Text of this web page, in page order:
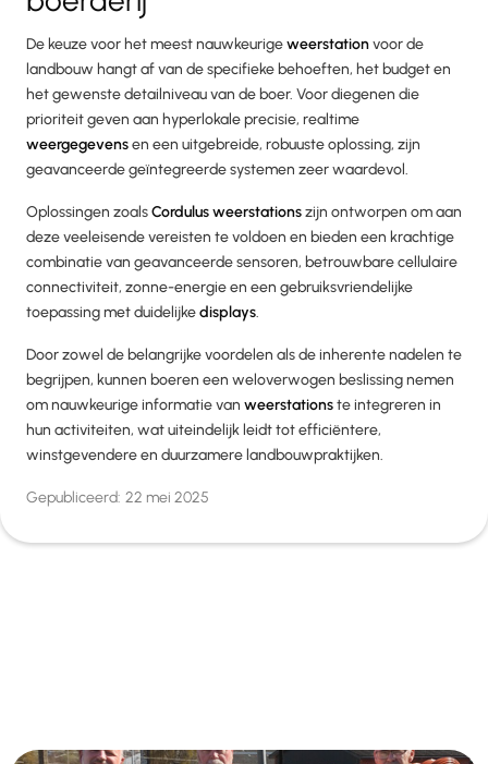
De keuze voor het meest nauwkeurigeweerstationvoor de
landbouw hangt af van de specifieke behoeften, het budget en
het gewenste detailniveau van de boer. Voor diegenen die
prioriteit geven aan hyperlokale precisie, realtime
weergegevensen een uitgebreide, robuuste oplossing, zijn
geavanceerde geïntegreerde systemen zeer waardevol.
Oplossingen zoalsCordulus weerstationszijn ontworpen om aan
deze veeleisende vereisten te voldoen en bieden een krachtige
combinatie van geavanceerde sensoren, betrouwbare cellulaire
connectiviteit, zonne-energie en een gebruiksvriendelijke
toepassing met duidelijkedisplays.
Door zowel de belangrijke voordelen als de inherente nadelen te
begrijpen, kunnen boeren een weloverwogen beslissing nemen
om nauwkeurige informatie van weerstationste integreren in
hun activiteiten, wat uiteindelijk leidt tot efficiëntere,
winstgevendere en duurzamere landbouwpraktijken.
Gepubliceerd: 22 mei 2025